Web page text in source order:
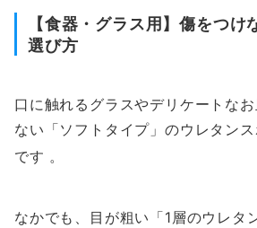
【食器・グラス用】傷をつけ
選び方
口に触れるグラスやデリケートな
ない「ソフトタイプ」のウレタン
です 。
なかでも、目が粗い「1層のウレタ